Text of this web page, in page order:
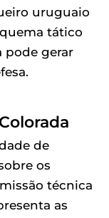
uruguaio
tático
pode gerar
de
os
técnica
as